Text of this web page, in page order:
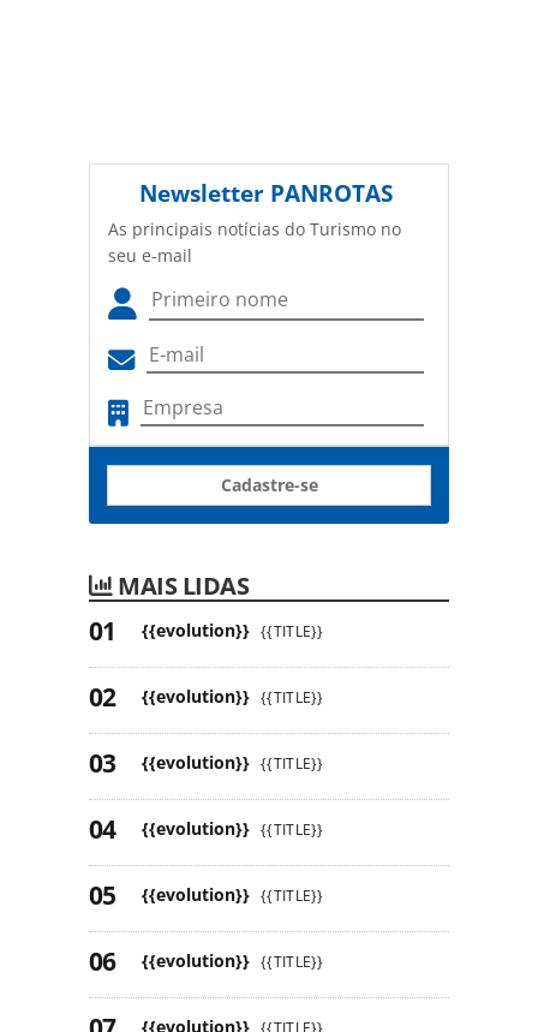
Newsletter PANROTAS
As principais notícias do Turismo no
seu e-mail
Cadastre-se
MAIS LIDAS
{{evolution}} {{TITLE}}
{{evolution}} {{TITLE}}
{{evolution}} {{TITLE}}
{{evolution}} {{TITLE}}
{{evolution}} {{TITLE}}
{{evolution}} {{TITLE}}
{{evolution}} {{TITLE}}